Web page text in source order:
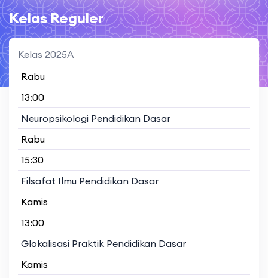
Kelas Reguler
Kelas 2025A
Rabu
13:00
Neuropsikologi Pendidikan Dasar
Rabu
15:30
Filsafat Ilmu Pendidikan Dasar
Kamis
13:00
Glokalisasi Praktik Pendidikan Dasar
Kamis